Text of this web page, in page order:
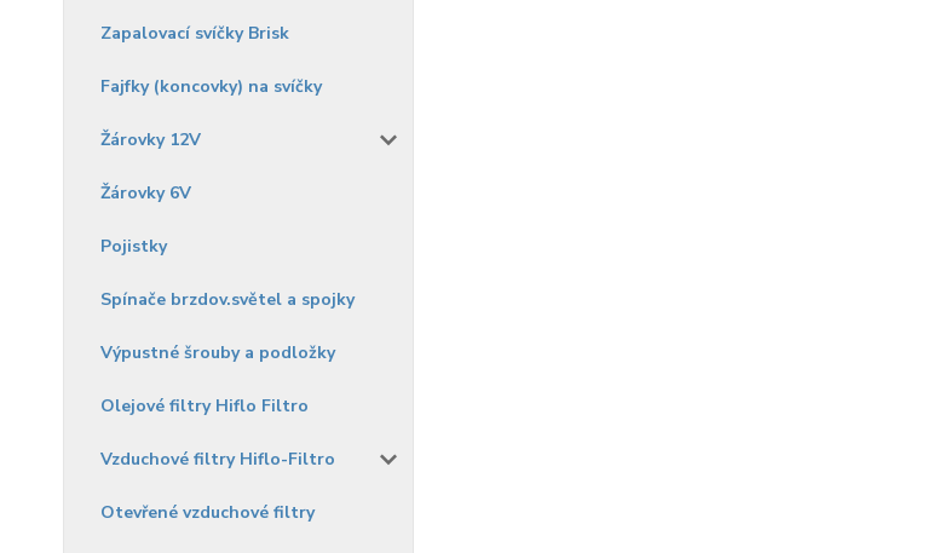
Zapalovací svíčky Brisk
Fajfky (koncovky) na svíčky
Žárovky 12V
Žárovky 6V
Pojistky
Spínače brzdov.světel a spojky
Výpustné šrouby a podložky
Olejové filtry Hiflo Filtro
Vzduchové filtry Hiflo-Filtro
Otevřené vzduchové filtry